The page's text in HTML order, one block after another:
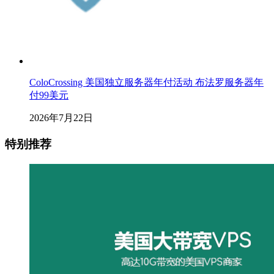
ColoCrossing 美国独立服务器年付活动 布法罗服务器年
付99美元
2026年7月22日
特别推荐